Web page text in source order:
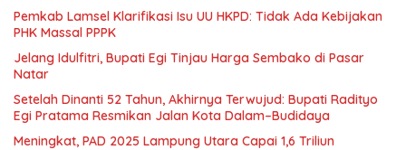
Pemkab Lamsel Klarifikasi Isu UU HKPD: Tidak Ada Kebijakan
PHK Massal PPPK
Jelang Idulfitri, Bupati Egi Tinjau Harga Sembako di Pasar
Natar
Setelah Dinanti 52 Tahun, Akhirnya Terwujud: Bupati Radityo
Egi Pratama Resmikan Jalan Kota Dalam–Budidaya
Meningkat, PAD 2025 Lampung Utara Capai 1,6 Triliun